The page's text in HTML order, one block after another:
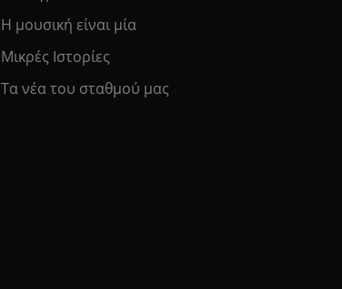
Η μουσική είναι μία
Μικρές Ιστορίες
Τα νέα του σταθμού μας